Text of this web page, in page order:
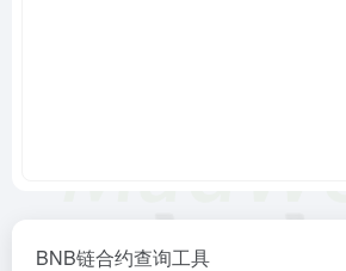
BNB链合约查询工具